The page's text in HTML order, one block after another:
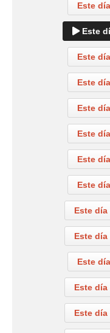
Este
Este
Este
Este
Este
Este
Este
Este
Este día
Este día
Este
Este día
Este día